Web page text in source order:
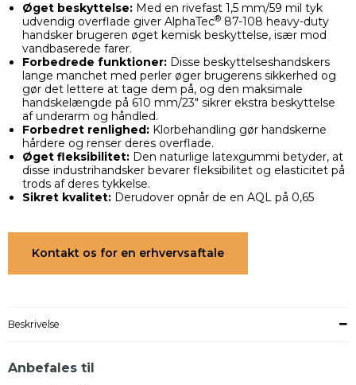
Øget beskyttelse:Med en rivefast 1,5 mm/59 mil tyk
udvendig overflade giver AlphaTec®87-108 heavy-duty
handsker brugeren øget kemisk beskyttelse, især mod
vandbaserede farer.
Forbedrede funktioner:Disse beskyttelseshandskers
lange manchet med perler øger brugerens sikkerhed og
gør det lettere at tage dem på, og den maksimale
handskelængde på 610 mm/23" sikrer ekstra beskyttelse
af underarm og håndled.
Forbedret renlighed:Klorbehandling gør handskerne
hårdere og renser deres overflade.
Øget fleksibilitet:Den naturlige latexgummi betyder, at
disse industrihandsker bevarer fleksibilitet og elasticitet på
trods af deres tykkelse.
Sikret kvalitet:Derudover opnår de en AQL på 0,65
Kontakt os for en erhvervsaftale
Beskrivelse
Anbefales til